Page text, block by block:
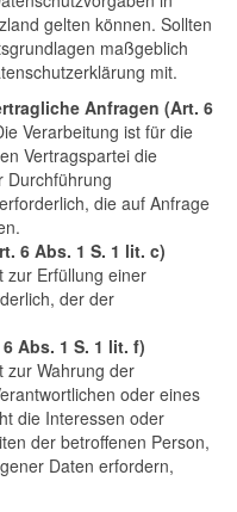
gelten können. Sollten
maßgeblich
mit.
Anfragen (Art. 6
Verarbeitung ist für die
Vertragspartei die
Durchführung
die auf Anfrage
6 Abs. 1 S. 1 lit. c)
zur Erfüllung einer
der der
Abs. 1 S. 1 lit. f)
zur Wahrung der
oder eines
die Interessen oder
der betroffenen Person,
Daten erfordern,